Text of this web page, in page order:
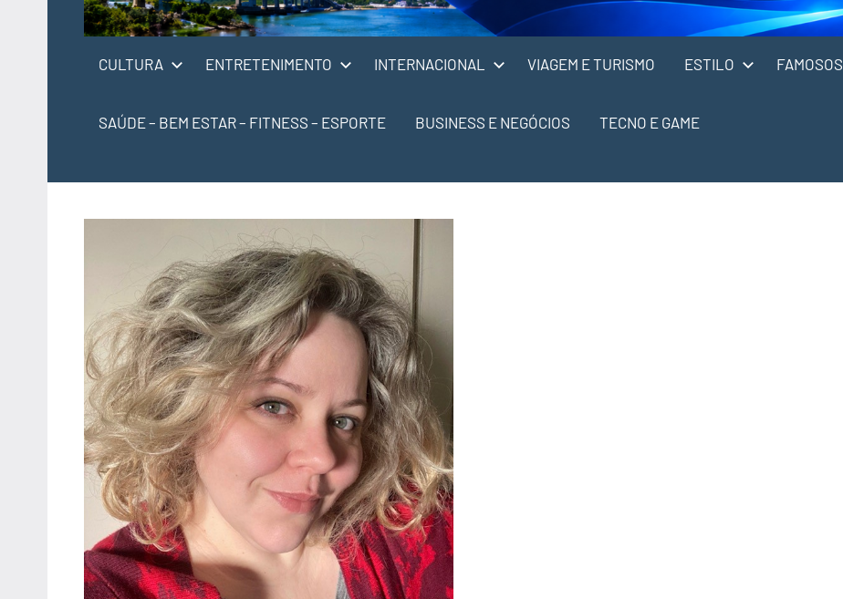
CULTURA ENTRETENIMENTO INTERNACIONAL VIAGEM E TURISMO ESTILO FAMOSOS
SAÚDE – BEM ESTAR – FITNESS – ESPORTE BUSINESS E NEGÓCIOS TECNO E GAME